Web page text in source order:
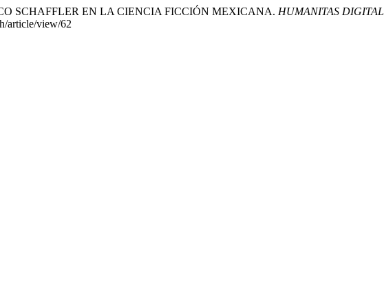
SCHAFFLER EN LA CIENCIA FICCIÓN MEXICANA. HUMANITAS DIGITAL
article/view/62